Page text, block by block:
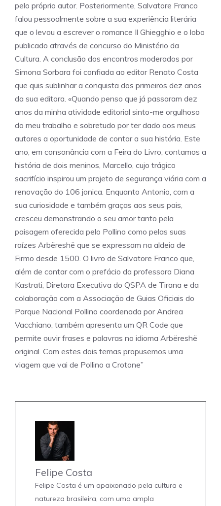
pelo próprio autor. Posteriormente, Salvatore Franco
falou pessoalmente sobre a sua experiência literária
que o levou a escrever o romance Il Ghiegghio e o lobo
publicado através de concurso do Ministério da
Cultura. A conclusão dos encontros moderados por
Simona Sorbara foi confiada ao editor Renato Costa
que quis sublinhar a conquista dos primeiros dez anos
da sua editora. «Quando penso que já passaram dez
anos da minha atividade editorial sinto-me orgulhoso
do meu trabalho e sobretudo por ter dado aos meus
autores a oportunidade de contar a sua história. Este
ano, em consonância com a Feira do Livro, contamos a
história de dois meninos, Marcello, cujo trágico
sacrifício inspirou um projeto de segurança viária com a
renovação do 106 jonica. Enquanto Antonio, com a
sua curiosidade e também graças aos seus pais,
cresceu demonstrando o seu amor tanto pela
paisagem oferecida pelo Pollino como pelas suas
raízes Arbëreshë que se expressam na aldeia de
Firmo desde 1500. O livro de Salvatore Franco que,
além de contar com o prefácio da professora Diana
Kastrati, Diretora Executiva do QSPA de Tirana e da
colaboração com a Associação de Guias Oficiais do
Parque Nacional Pollino coordenada por Andrea
Vacchiano, também apresenta um QR Code que
permite ouvir frases e palavras no idioma Arbëreshë
original. Com estes dois temas propusemos uma
viagem que vai de Pollino a Crotone”
Felipe Costa
Felipe Costa é um apaixonado pela cultura e
natureza brasileira, com uma ampla